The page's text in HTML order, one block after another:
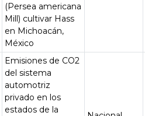
(Persea americana
Mill) cultivar Hass
en Michoacán,
México
Emisiones de CO2
del sistema
automotriz
privado en los
estados de la